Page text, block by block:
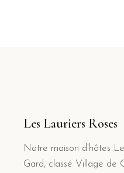
Les Lauriers Roses
Notre maison d’hôtes
Gard, classé Village de